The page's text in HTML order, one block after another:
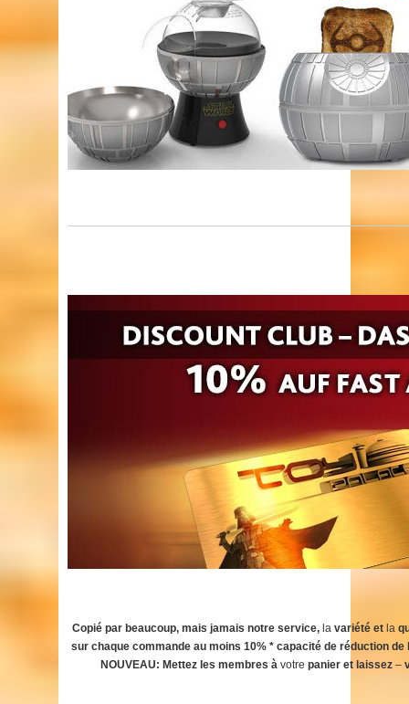
Copié par beaucoup, mais jamais notre service, la variété et la
sur chaque commande au moins 10% * capacité de réduction de
NOUVEAU: Mettez les membres àvotre panier et laissez–